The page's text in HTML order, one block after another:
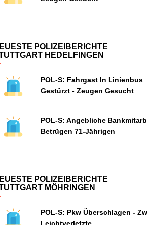
POLIZEIBERICHTE
HEDELFINGEN
POL-S: Fahrgast In Linienbus
Gestürzt - Zeugen Gesucht
POL-S: Angebliche
Betrügen 71-Jährigen
POLIZEIBERICHTE
MÖHRINGEN
POL-S: Pkw Überschlagen -